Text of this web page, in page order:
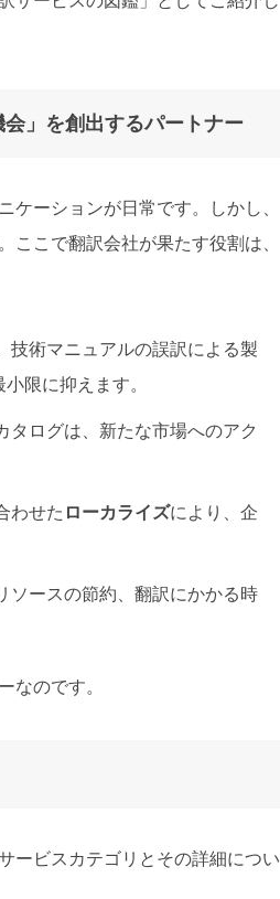
」を創出するパートナー
ーションが日常です。しかし、
こで翻訳会社が果たす役割は、
技術マニュアルの誤訳による製
限に抑えます。
タログは、新たな市場へのアク
わせた ローカライズにより、企
ソースの節約、翻訳にかかる時
なのです。
ービスカテゴリとその詳細につい